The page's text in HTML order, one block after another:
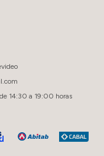
14:30 a 19:00 horas